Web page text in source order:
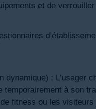
et de
dynamique) : L’usager
temporairement à son
fitness ou les visiteurs